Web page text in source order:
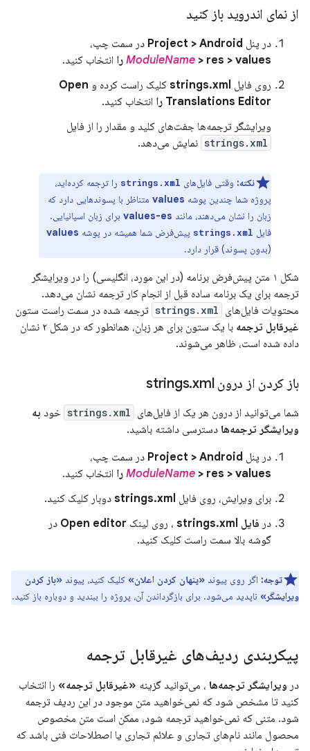
از نمای اندروید باز کنید
در پنل Project > Android در سمت چپ،
ModuleName > res > values ​​را
انتخاب کنید.
روی فایل strings.xml کلیک راست کرده و Open
Translations Editor را
انتخاب کنید.
ویرایشگر ترجمه‌ها جفت‌های کلید و مقدار را از فایل
strings.xml نمایش می‌دهد.
نکته: وقتی فایل‌های strings.xml را ترجمه کرده‌اید،
پروژه شما چندین پوشه values ​​متناظر با پسوندهایی دارد که
زبان را نشان می‌دهند، مانند values-es برای زبان اسپانیایی.
فایل strings.xml پیش‌فرض شما همیشه در پوشه values
(بدون پسوند) قرار دارد.
شکل ۱ متن پیش‌فرض برنامه (در این مورد، انگلیسی) را در ویرایشگر
ترجمه برای یک برنامه ساده قبل از انجام کار ترجمه نشان می‌دهد.
محتویات فایل‌های strings.xml ترجمه شده در سمت راست ستون
غیرقابل ترجمه
با یک ستون برای هر زبان، همانطور که در شکل ۲ نشان
داده شده است، ظاهر می‌شوند.
باز کردن از درون strings .xml
شما می‌توانید از درون هر یک از فایل‌های strings.xml خود به
ویرایشگر ترجمه‌ها دسترسی داشته باشید.
در پنل Project > Android در سمت چپ،
ModuleName > res > values ​​را
انتخاب کنید.
برای ویرایش، روی فایل strings.xml دوبار کلیک کنید.
در فایل strings.xml ، روی لینک Open editor در
گوشه بالا سمت راست کلیک کنید.
توجه: اگر روی پیوند «پنهان کردن اعلان» کلیک کنید، پیوند «باز کردن
ویرایشگر» ناپدید می‌شود. برای بازگرداندن آن، پروژه را ببندید و دوباره باز کنید.
پیکربندی ردیف‌های غیرقابل ترجمه
در ویرایشگر ترجمه‌ها ، می‌توانید گزینه «غیرقابل ترجمه» را انتخاب
کنید تا مشخص شود که نمی‌خواهید متن موجود در این ردیف ترجمه
شود. متنی که نمی‌خواهید ترجمه شود، ممکن است متن مخصوص
محصول مانند نام‌های تجاری و علائم تجاری یا اصطلاحات فنی باشد که